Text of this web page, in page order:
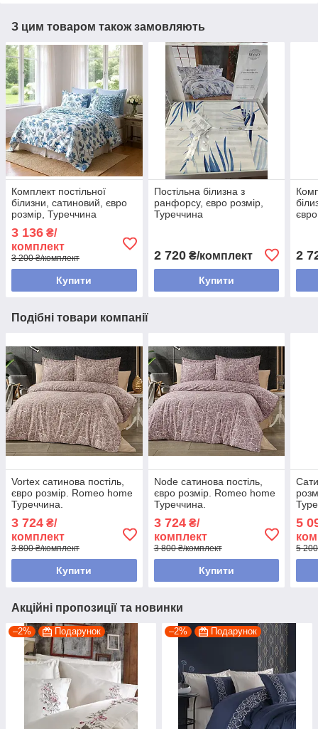
З цим товаром також замовляють
Комплект постільної
білизни, сатиновий, євро
розмір, Туреччина
3 136 ₴/
комплект
3 200 ₴/комплект
Купити
Постільна білизна з
ранфорсу, євро розмір,
Туреччина
2 720₴/комплект
Купити
2
Подібні товари компанії
Vortex сатинова постіль,
євро розмір. Romeo home
Туреччина.
3 724 ₴/
комплект
3 800 ₴/комплект
Купити
Node сатинова постіль,
євро розмір. Romeo home
Туреччина.
3 724₴/
комплект
3 800 ₴/комплект
Купити
5
5
Акційні пропозиції та новинки
–2% Подарунок –2% Подарунок